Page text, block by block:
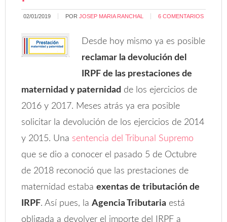
02/01/2019 PORJOSEP MARIA RANCHAL 6 COMENTARIOS
Desde hoy mismo ya es posible
reclamar la devolución del
IRPF de las prestaciones de
maternidad y paternidad de los ejercicios de
2016 y 2017. Meses atrás ya era posible
solicitar la devolución de los ejercicios de 2014
y 2015. Una sentencia del Tribunal Supremo
que se dio a conocer el pasado 5 de Octubre
de 2018 reconoció que las prestaciones de
maternidad estabaexentas de tributación de
IRPF. Así pues, laAgencia Tributaria está
obligada a devolver el importe del IRPF a